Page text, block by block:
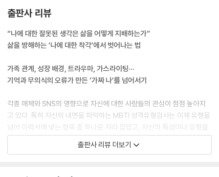
서 나는 이 문제가 필요할까?’ 이 질문에 대한 답을 통해 우리는 문제점이
가졌던 기능을 잘 파악해볼 수 있다. 한편, ‘이 문제로 내가 갖게 되는 건 뭐
지?’란 질문은 이 문제점을 계속 유지하면서 우리가 얻게 되는 병의 이점을
---「5장 어른이 되기가 두려워요」중에서
해보는 건, 가족 그물화의 존재 여부를 밝혀내고 그러할 경우 이들로부터
자신을 분리하는 데 도움이 된다. 예를 들어 형제·자매 사이에서도 서로 각
기 다른 역할이 부여될 때가 있다. 제대로 기능하지 못하는 가족 체계에서
는 부모와 형제·자매 사이에 불공정한 관계가 형성된 경우도 많다. 한 아이
는 폄하되거나 무시되는 한편, 다른 아이는 엄청난 관심과 인정, 사랑을 받
출판사 리뷰
“나에 대한 잘못된 생각은 삶을 어떻게 지배하는가”
삶을 방해하는 ‘나에 대한 착각’에서 벗어나는 법
가족 관계, 성장 배경, 트라우마, 가스라이팅···
기억과 무의식의 오류가 만든 ‘가짜 나’를 넘어서기
각종 매체와 SNS의 영향으로 자신에 대한 사람들의 관심이 점점 높아지
고 있다. 특히 자신의 내면을 파악하는 MBTI 성격유형검사는 이제 유행을
넘어 이력서에 넣는 항목 중 하나로 자리 잡았고, 자신의 특성이나 유형을
파악하는 각종 콘텐츠는 인기가 식을 줄 모른다. 하지만 아무리 자신을 정
의해보아도, 오늘을 살아가는 내 모습은 ‘내가 결론 내린 나’와 다를 때가
출판사 리뷰 더보기